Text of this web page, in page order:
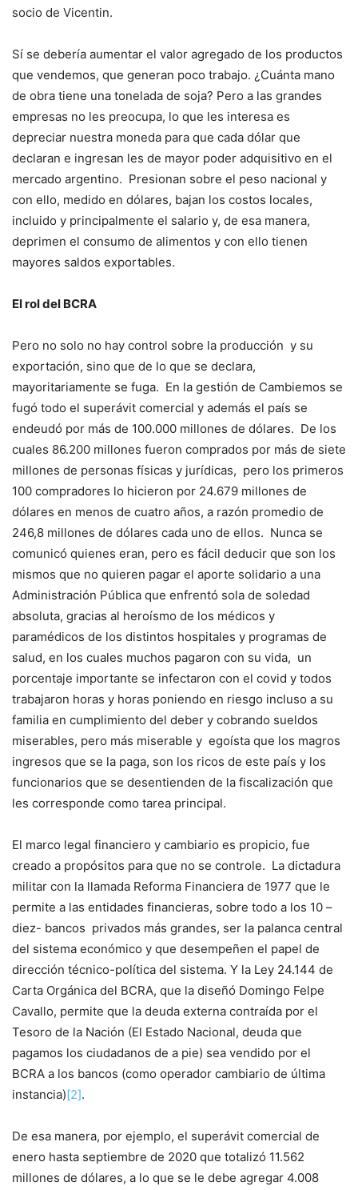
socio de Vicentin.
Sí se debería aumentar el valor agregado de los productos
que vendemos, que generan poco trabajo. ¿Cuánta mano
de obra tiene una tonelada de soja? Pero a las grandes
empresas no les preocupa, lo que les interesa es
depreciar nuestra moneda para que cada dólar que
declaran e ingresan les de mayor poder adquisitivo en el
mercado argentino. Presionan sobre el peso nacional y
con ello, medido en dólares, bajan los costos locales,
incluido y principalmente el salario y, de esa manera,
deprimen el consumo de alimentos y con ello tienen
mayores saldos exportables.
El rol del BCRA
Pero no solo no hay control sobre la producción y su
exportación, sino que de lo que se declara,
mayoritariamente se fuga. En la gestión de Cambiemos se
fugó todo el superávit comercial y además el país se
endeudó por más de 100.000 millones de dólares. De los
cuales 86.200 millones fueron comprados por más de siete
millones de personas físicas y jurídicas, pero los primeros
100 compradores lo hicieron por 24.679 millones de
dólares en menos de cuatro años, a razón promedio de
246,8 millones de dólares cada uno de ellos. Nunca se
comunicó quienes eran, pero es fácil deducir que son los
mismos que no quieren pagar el aporte solidario a una
Administración Pública que enfrentó sola de soledad
absoluta, gracias al heroísmo de los médicos y
paramédicos de los distintos hospitales y programas de
salud, en los cuales muchos pagaron con su vida, un
porcentaje importante se infectaron con el covid y todos
trabajaron horas y horas poniendo en riesgo incluso a su
familia en cumplimiento del deber y cobrando sueldos
miserables, pero más miserable y egoísta que los magros
ingresos que se la paga, son los ricos de este país y los
funcionarios que se desentienden de la fiscalización que
les corresponde como tarea principal.
El marco legal financiero y cambiario es propicio, fue
creado a propósitos para que no se controle. La dictadura
militar con la llamada Reforma Financiera de 1977 que le
permite a las entidades financieras, sobre todo a los 10 –
diez- bancos privados más grandes, ser la palanca central
del sistema económico y que desempeñen el papel de
dirección técnico-política del sistema. Y la Ley 24.144 de
Carta Orgánica del BCRA, que la diseñó Domingo Felpe
Cavallo, permite que la deuda externa contraída por el
Tesoro de la Nación (El Estado Nacional, deuda que
pagamos los ciudadanos de a pie) sea vendido por el
BCRA a los bancos (como operador cambiario de última
instancia)[2].
De esa manera, por ejemplo, el superávit comercial de
enero hasta septiembre de 2020 que totalizó 11.562
millones de dólares, a lo que se le debe agregar 4.008